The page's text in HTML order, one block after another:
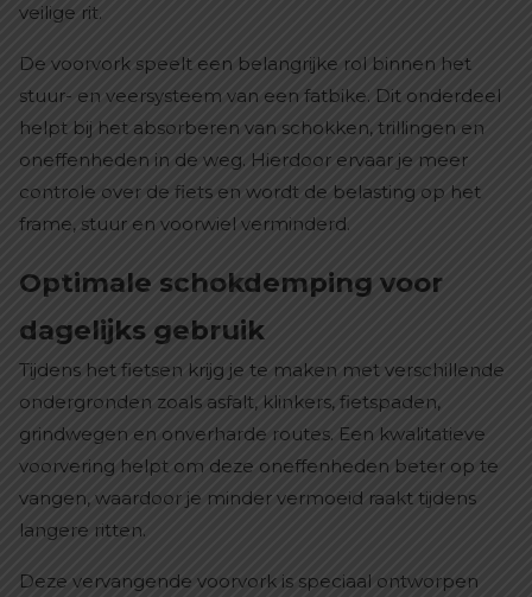
veilige rit.
De voorvork speelt een belangrijke rol binnen het
stuur- en veersysteem van een fatbike. Dit onderdeel
helpt bij het absorberen van schokken, trillingen en
oneffenheden in de weg. Hierdoor ervaar je meer
controle over de fiets en wordt de belasting op het
frame, stuur en voorwiel verminderd.
Optimale schokdemping voor
dagelijks gebruik
Tijdens het fietsen krijg je te maken met verschillende
ondergronden zoals asfalt, klinkers, fietspaden,
grindwegen en onverharde routes. Een kwalitatieve
voorvering helpt om deze oneffenheden beter op te
vangen, waardoor je minder vermoeid raakt tijdens
langere ritten.
Deze vervangende voorvork is speciaal ontworpen